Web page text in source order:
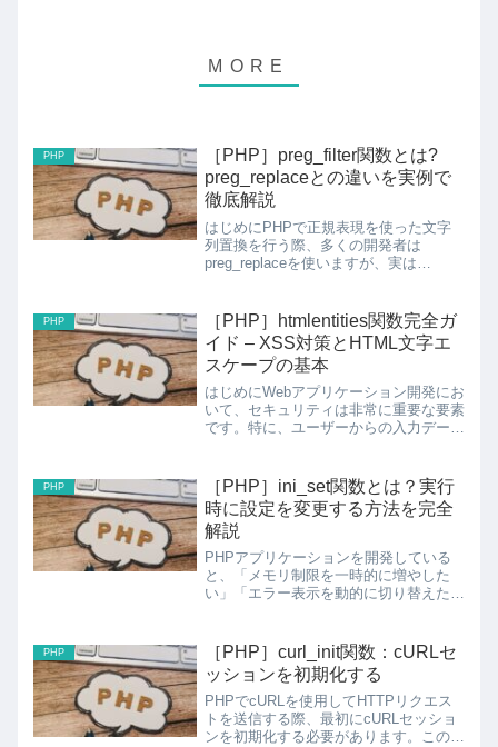
PHP
［PHP］preg_filter関数とは?
preg_replaceとの違いを実例で
徹底解説
はじめにPHPで正規表現を使った文字
列置換を行う際、多くの開発者は
preg_replaceを使いますが、実は
非常に似ていますが、決定的な違いがあ
ります。今回...
PHP
［PHP］htmlentities関数完全ガ
イド – XSS対策とHTML文字エ
スケープの基本
はじめにWebアプリケーション開発にお
いて、セキュリティは非常に重要な要素
です。特に、ユーザーからの入力データ
グ）攻撃を防ぐための適切な処理が必要
不可欠です。PHPのhtml...
PHP
［PHP］ini_set関数とは？実行
時に設定を変更する方法を完全
解説
PHPアプリケーションを開発している
と、「メモリ制限を一時的に増やした
い」「エラー表示を動的に切り替えた
ini_set()関数です。この記事では、
ini_set()関数の基本...
PHP
［PHP］curl_init関数：cURLセ
ッションを初期化する
PHPでcURLを使用してHTTPリクエス
トを送信する際、最初にcURLセッショ
ンを初期化する必要があります。このた